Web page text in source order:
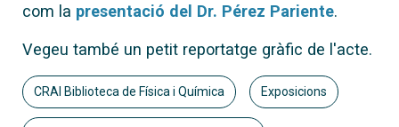
com la presentació del Dr. Pérez Pariente.
Vegeu també un petit reportatge gràfic de l'acte.
CRAI Biblioteca de Física i Química Exposicions